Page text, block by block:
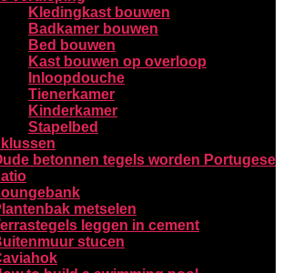
Kledingkast bouwen
Badkamer bouwen
Bed bouwen
Kast bouwen op overloop
Inloopdouche
Tienerkamer
Kinderkamer
Stapelbed
betonnen tegels worden Portugese
metselen
leggen in cement
stucen